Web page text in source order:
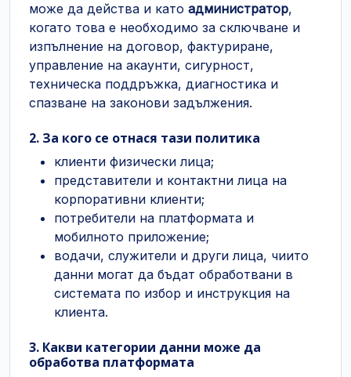
може да действа и като администратор,
когато това е необходимо за сключване и
изпълнение на договор, фактуриране,
управление на акаунти, сигурност,
техническа поддръжка, диагностика и
спазване на законови задължения.
2. За кого се отнася тази политика
клиенти физически лица;
представители и контактни лица на
корпоративни клиенти;
потребители на платформата и
мобилното приложение;
водачи, служители и други лица, чиито
данни могат да бъдат обработвани в
системата по избор и инструкция на
клиента.
3. Какви категории данни може да
обработва платформата